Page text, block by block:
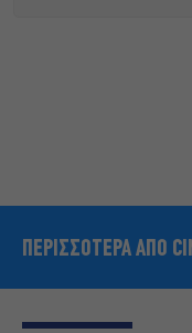
ΠΕΡΙΣΣΟΤΕΡΑ ΑΠΟ